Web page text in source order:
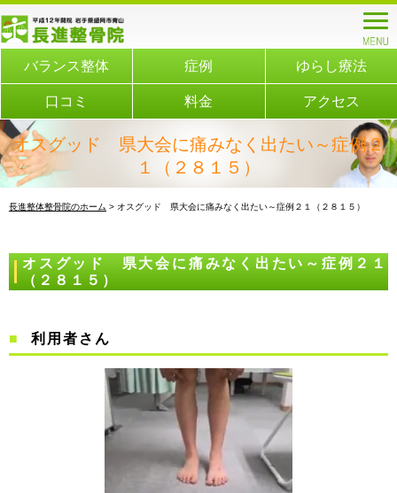
バランス整体 症例 ゆらし療法
口コミ 料金 アクセス
オスグッド 県大会に痛みなく出たい～症例２
１（２８１５）
長進整体整骨院のホーム > オスグッド 県大会に痛みなく出たい～症例２１（２８１５）
オスグッド 県大会に痛みなく出たい～症例２１
（２８１５）
利用者さん